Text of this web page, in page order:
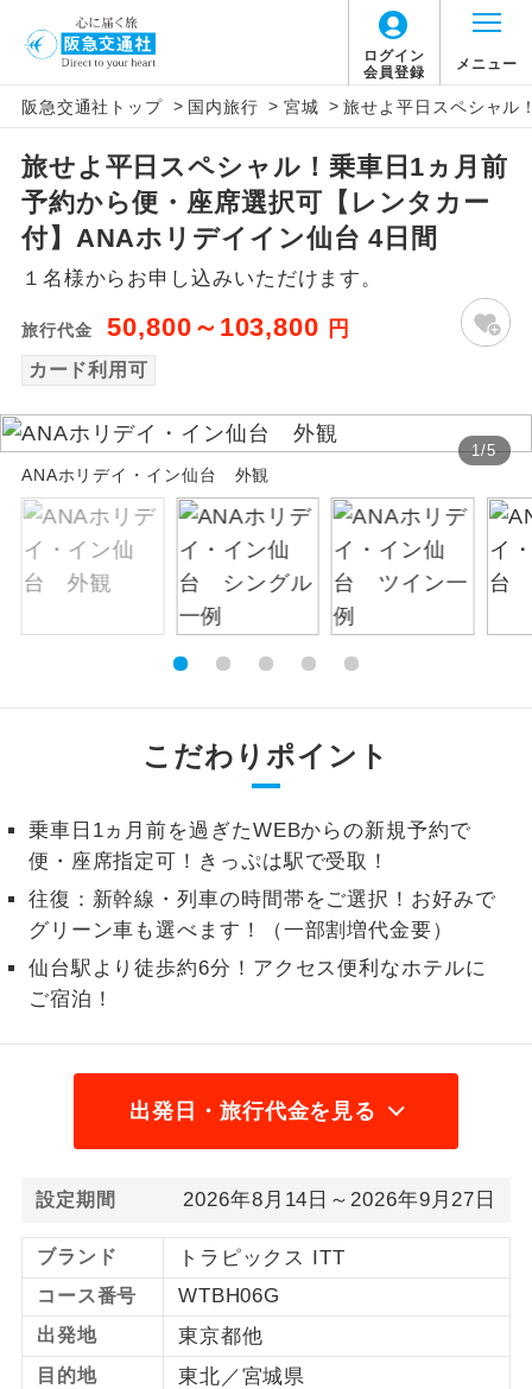
ログイン
会員登録
メニュー
阪急交通社トップ > 国内旅行 > 宮城 > 旅せよ平日スペシャル
旅せよ平日スペシャル！乗車日1ヵ月前
予約から便・座席選択可【レンタカー
付】ANAホリデイイン仙台 4日間
１名様からお申し込みいただけます。
旅行代金 50,800～103,800 円
カード利用可
1/5
ANAホリデイ・イン仙台 外観
こだわりポイント
乗車日1ヵ月前を過ぎたWEBからの新規予約で
便・座席指定可！きっぷは駅で受取！
往復：新幹線・列車の時間帯をご選択！お好みで
グリーン車も選べます！（一部割増代金要）
仙台駅より徒歩約6分！アクセス便利なホテルに
ご宿泊！
出発日・旅行代金を見る
設定期間 2026年8月14日～2026年9月27日
ブランド トラピックス ITT
コース番号 WTBH06G
出発地 東京都他
目的地 東北／宮城県
アイコン 説明
添乗員同行
往路出発空港（駅）から復路到着空港
（駅）まで同行します。
現地添乗員同
行
現地到着空港（駅）から最終日出発空港
（駅）まで添乗員が同行します。
務
バスガイドが乗務し、車内での観光案内
新コース 初登場のコースです。
世界遺産
ユネスコに登録されている文化遺産や自
然遺産を訪ねるコースです。
絶景 絶景スポットに立ち寄るコースです。
温泉
露天風呂
ご宿泊ホテルに大浴場が付いています。
全食事付き
全てのお食事が付いていますので、お食
事の心配はいりません。（機内食を除
く）
お部屋にてゆっくりとお召し上がりいた
だけます。
ホン
をじっくり聞くことができます。
1名様催行
1名様から出発可能な個人型プランで
す。
2名様催行
す。
おひとり様参
加限定
おひとり様限定でご参加いただけるコー
スです。
1名様1室同代
金
1名様1室利用でも追加料金がかからない
コースです。